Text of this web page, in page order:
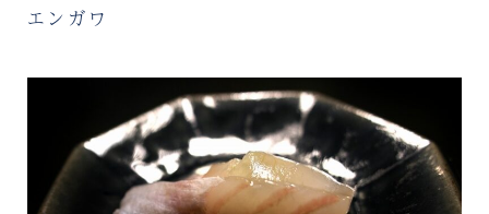
エンガワ